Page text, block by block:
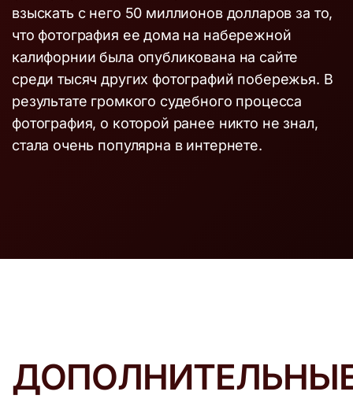
взыскать с него 50 миллионов долларов за то,
что фотография ее дома на набережной
калифорнии была опубликована на сайте
среди тысяч других фотографий побережья. В
результате громкого судебного процесса
фотография, о которой ранее никто не знал,
стала очень популярна в интернете.